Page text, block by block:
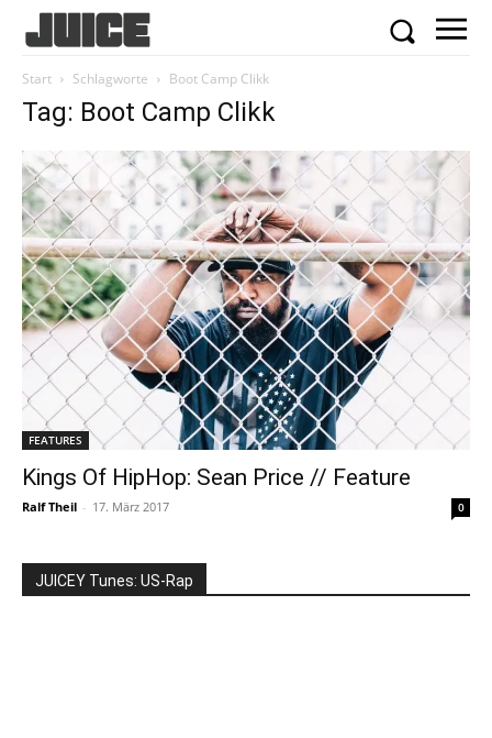
Start Schlagworte Boot Camp Clikk
Tag: Boot Camp Clikk
FEATURES
Kings Of HipHop: Sean Price // Feature
Ralf Theil - 17. März 2017 0
JUICEY Tunes: US-Rap